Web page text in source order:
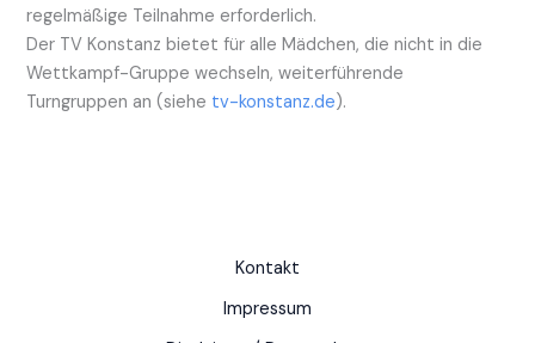
regelmäßige Teilnahme erforderlich.
Der TV Konstanz bietet für alle Mädchen, die nicht in die
Wettkampf-Gruppe wechseln, weiterführende
Turngruppen an (siehe tv-konstanz.de).
Kontakt
Impressum